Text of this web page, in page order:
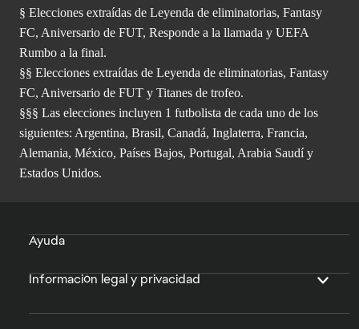
§ Elecciones extraídas de Leyenda de eliminatorias, Fantasy
FC, Aniversario de FUT, Responde a la llamada y UEFA
Rumbo a la final.
§§ Elecciones extraídas de Leyenda de eliminatorias, Fantasy
FC, Aniversario de FUT y Titanes de trofeo.
§§§ Las elecciones incluyen 1 futbolista de cada uno de los
siguientes: Argentina, Brasil, Canadá, Inglaterra, Francia,
Alemania, México, Países Bajos, Portugal, Arabia Saudí y
Estados Unidos.
Ayuda
Información legal y privacidad